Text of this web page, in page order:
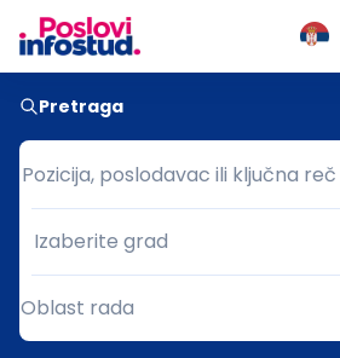
Pretraga
Pozicija, poslodavac ili ključna reč
Pozicija, poslodavac ili ključna reč
Grad
Izaberite grad
Oblast rada